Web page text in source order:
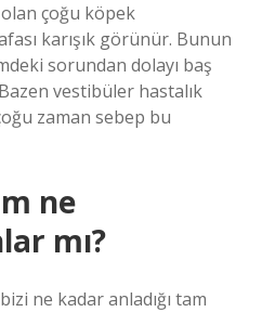
çoğu köpek
karışık görünür. Bunun
sorundan dolayı baş
vestibüler hastalık
zaman sebep bu
ne
mı?
ne kadar anladığı tam